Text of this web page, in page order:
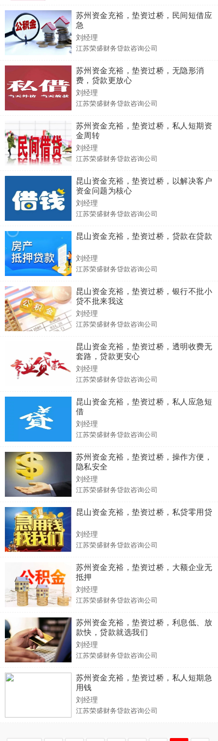
苏州资金充裕，垫资过桥，民间短借应
急
刘经理
江苏荣盛财务贷款咨询公司
苏州资金充裕，垫资过桥，无隐形消
费，贷款更放心
刘经理
江苏荣盛财务贷款咨询公司
苏州资金充裕，垫资过桥，私人短期资
金周转
刘经理
江苏荣盛财务贷款咨询公司
昆山资金充裕，垫资过桥，以解决客户
资金问题为核心
刘经理
江苏荣盛财务贷款咨询公司
昆山资金充裕，垫资过桥，贷款在贷款
刘经理
江苏荣盛财务贷款咨询公司
昆山资金充裕，垫资过桥，银行不批小
贷不批来我这
刘经理
江苏荣盛财务贷款咨询公司
昆山资金充裕，垫资过桥，透明收费无
套路，贷款更安心
刘经理
江苏荣盛财务贷款咨询公司
昆山资金充裕，垫资过桥，私人应急短
借
刘经理
江苏荣盛财务贷款咨询公司
苏州资金充裕，垫资过桥，操作方便，
隐私安全
刘经理
江苏荣盛财务贷款咨询公司
昆山资金充裕，垫资过桥，私贷零用贷
刘经理
江苏荣盛财务贷款咨询公司
苏州资金充裕，垫资过桥，大额企业无
抵押
刘经理
江苏荣盛财务贷款咨询公司
苏州资金充裕，垫资过桥，利息低、放
款快，贷款就选我们
刘经理
江苏荣盛财务贷款咨询公司
苏州资金充裕，垫资过桥，私人短期急
用钱
刘经理
江苏荣盛财务贷款咨询公司